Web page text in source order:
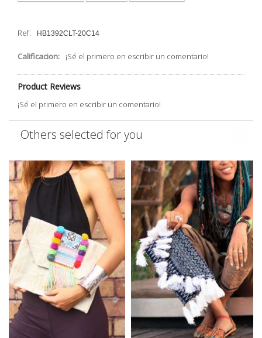
Ref: HB1392CLT-20C14
Calificacion: ¡Sé el primero en escribir un comentario!
Product Reviews
¡Sé el primero en escribir un comentario!
Others selected for you